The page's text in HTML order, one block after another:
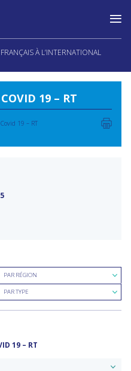
À L’INTERNATIONAL
19 – RT
19 – RT
PAR RÉGION
PAR TYPE
19 – RT